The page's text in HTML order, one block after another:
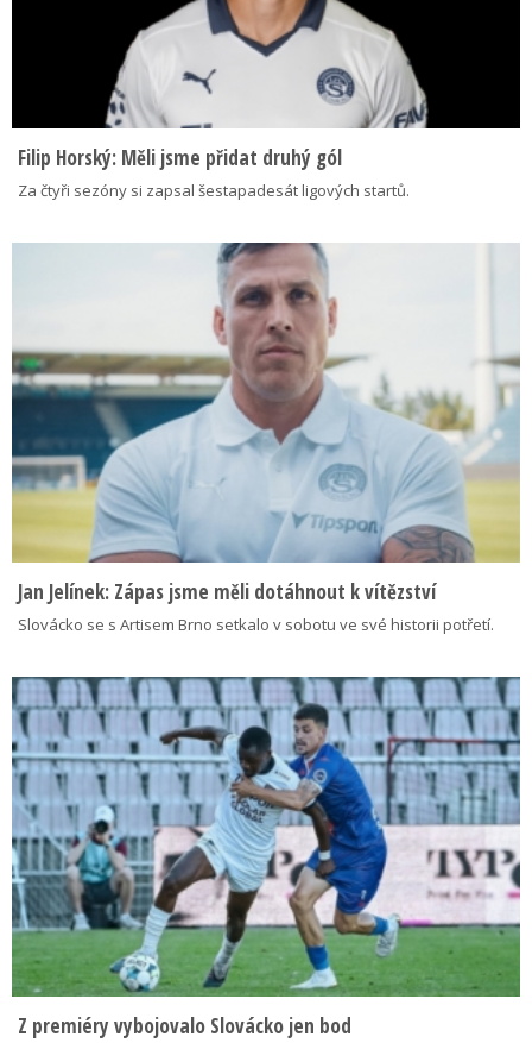
Filip Horský: Měli jsme přidat druhý gól
Za čtyři sezóny si zapsal šestapadesát ligových startů.
Jan Jelínek: Zápas jsme měli dotáhnout k vítězství
Slovácko se s Artisem Brno setkalo v sobotu ve své historii potřetí.
Z premiéry vybojovalo Slovácko jen bod